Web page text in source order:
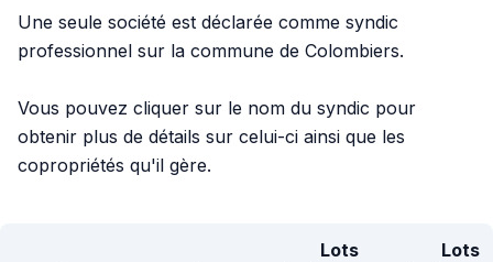
Une seule société est déclarée comme syndic
professionnel sur la commune de Colombiers.
Vous pouvez cliquer sur le nom du syndic pour
obtenir plus de détails sur celui-ci ainsi que les
copropriétés qu'il gère.
Lots
Lots